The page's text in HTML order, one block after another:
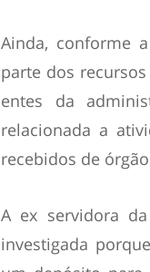
Ainda, conforme
parte dos
entes da
relacionada a
recebidos de
A ex servidora
investigada